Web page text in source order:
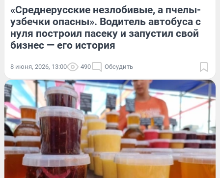
«Среднерусские незлобивые, а пчелы-
узбечки опасны». Водитель автобуса с
нуля построил пасеку и запустил свой
бизнес — его история
8 июня, 2026, 13:00 490 Обсудить